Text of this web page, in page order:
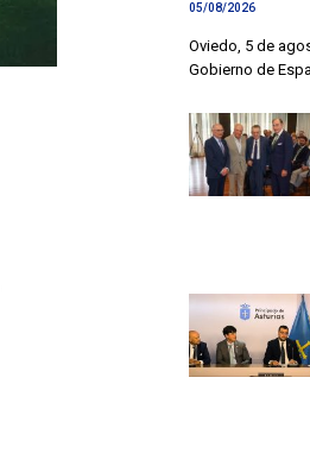
05/08/2026
Oviedo, 5 de
Gobierno de